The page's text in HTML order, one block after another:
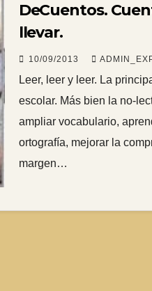
DeCuentos.
llevar.
10/09/2013
Leer, leer y leer. La
escolar. Más bien la no-
ampliar vocabulario,
ortografía, mejorar la
margen…